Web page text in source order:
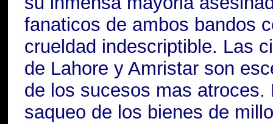
fanaticos de ambos bandos
crueldad indescriptible. Las
de Lahore y Amristar son
de los sucesos mas atroces.
saqueo de los bienes de